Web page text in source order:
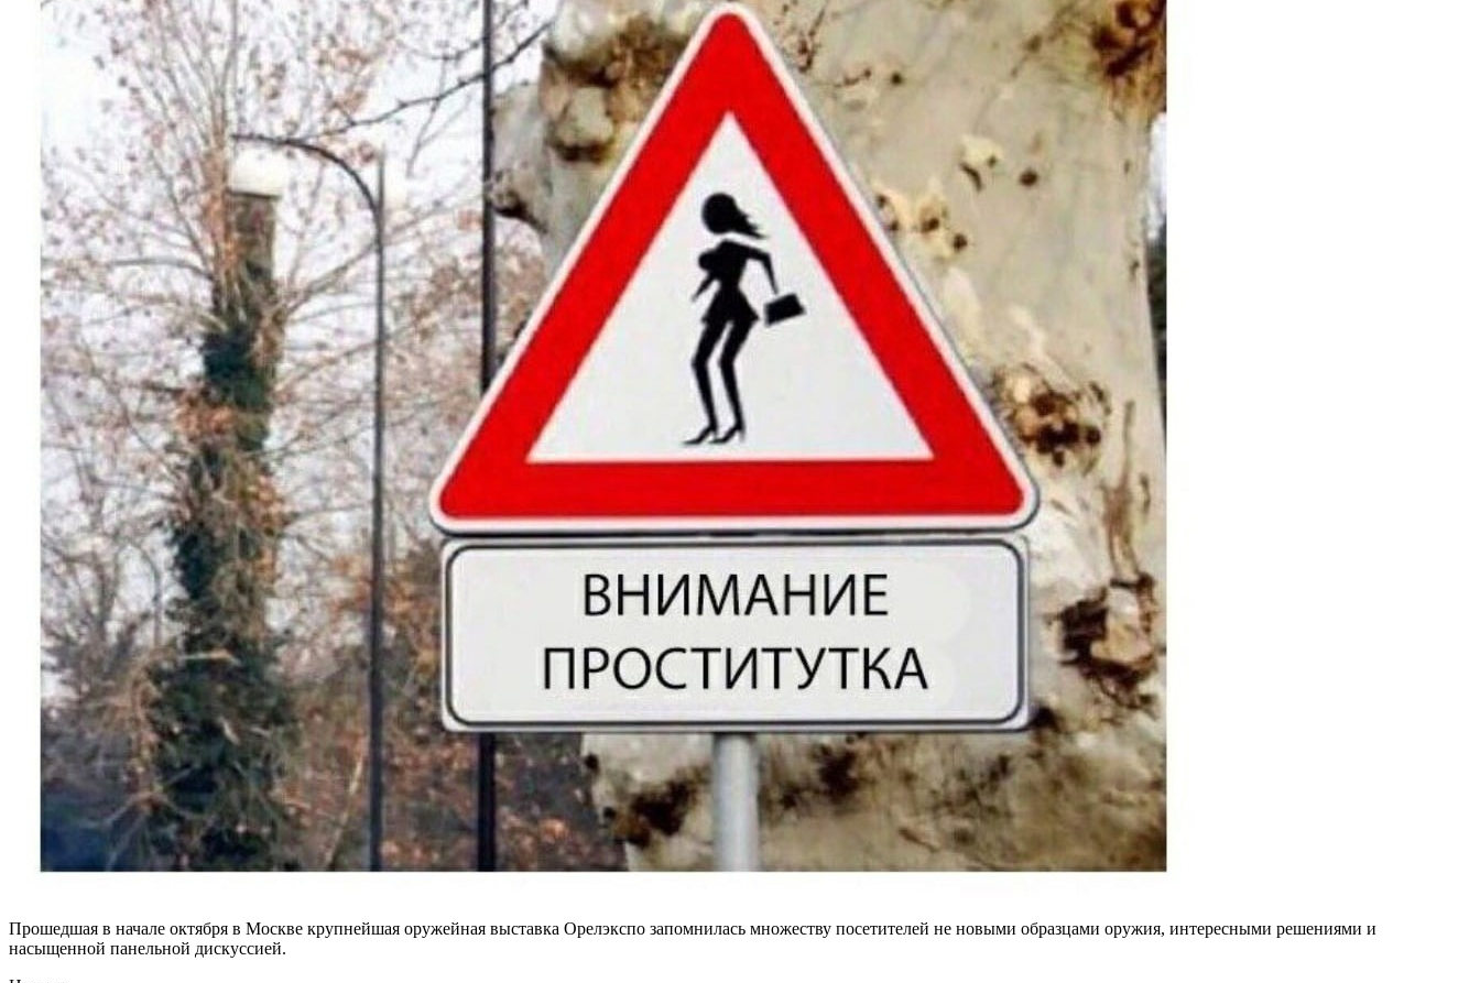
Прошедшая в начале октября в Москве крупнейшая оружейная выставка Орелэкспо запомнилась множеству посетителей не новыми образцами оружия, интересными решениями и
насыщенной панельной дискуссией.